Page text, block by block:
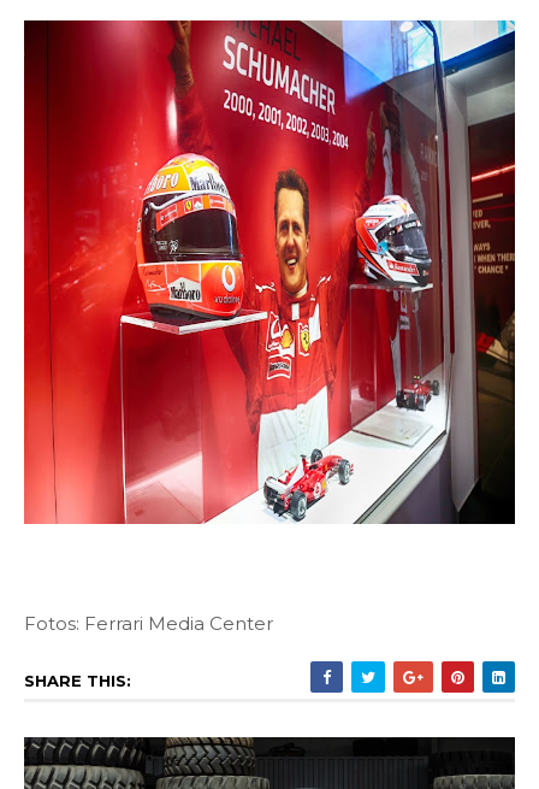
Fotos: Ferrari Media Center
SHARE THIS: